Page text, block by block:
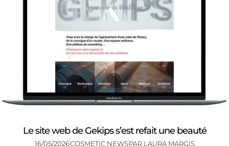
Le site web de Gekips s’est refait une beauté
16/05/2026COSMETIC NEWSPAR LAURA MARGIS